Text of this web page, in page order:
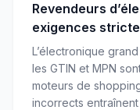
Revendeurs
exigences
L’électronique
les GTIN et MPN
moteurs de
incorrects